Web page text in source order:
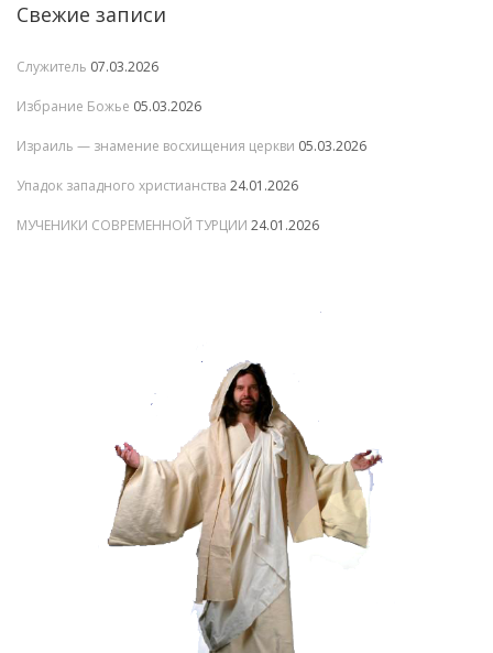
Свежие записи
Служитель 07.03.2026
Избрание Божье 05.03.2026
Израиль — знамение восхищения церкви 05.03.2026
Упадок западного христианства 24.01.2026
МУЧЕНИКИ СОВРЕМЕННОЙ ТУРЦИИ 24.01.2026